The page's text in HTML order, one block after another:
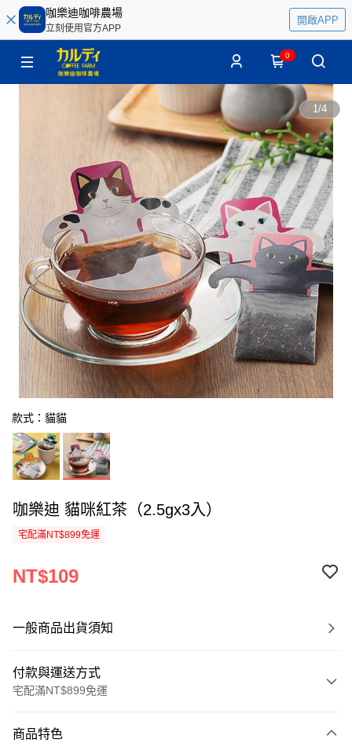
咖樂迪咖啡農場
立刻使用官方APP
開啟APP
0
1/4
款式：貓貓
咖樂迪 貓咪紅茶（2.5gx3入）
宅配滿NT$899免運
NT$109
一般商品出貨須知
付款與運送方式
宅配滿NT$899免運
信用卡一次付款
商品特色